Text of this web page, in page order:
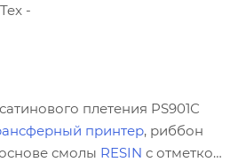
-
плетения PS901С
принтер, риббон
смолы RESIN с отметкой